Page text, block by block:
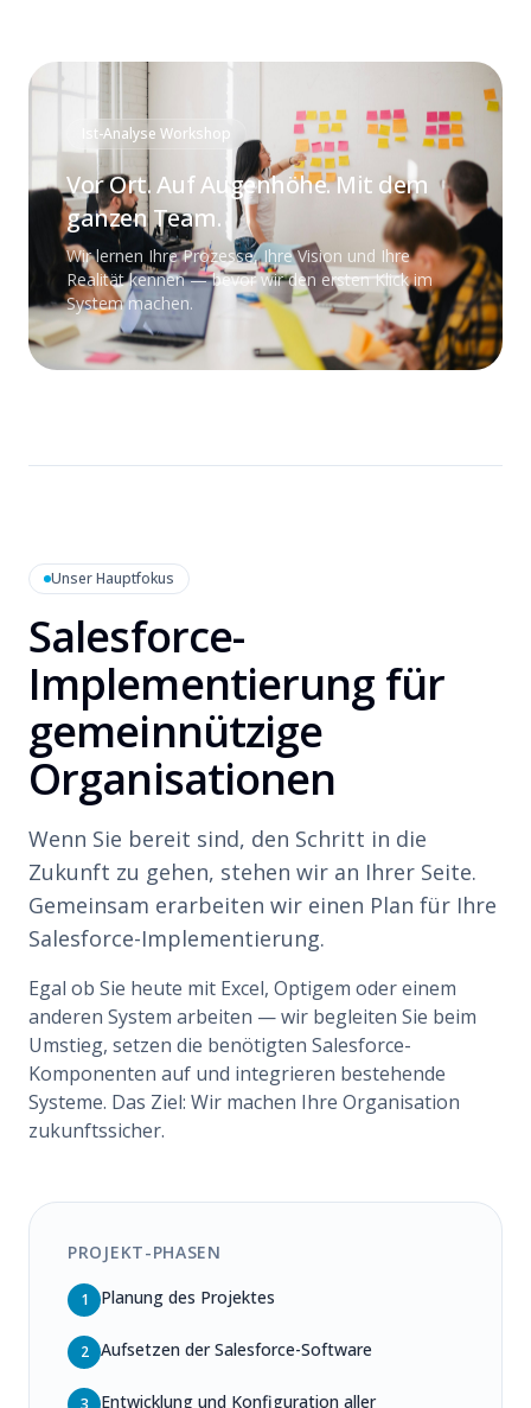
Ist-Analyse Workshop
Vor Ort. Auf Augenhöhe. Mit dem
ganzen Team.
Wir lernen Ihre Prozesse, Ihre Vision und Ihre
Realität kennen — bevor wir den ersten Klick im
System machen.
Unser Hauptfokus
Salesforce-
Implementierung für
gemeinnützige
Organisationen
Wenn Sie bereit sind, den Schritt in die
Zukunft zu gehen, stehen wir an Ihrer Seite.
Gemeinsam erarbeiten wir einen Plan für Ihre
Salesforce-Implementierung.
Egal ob Sie heute mit Excel, Optigem oder einem
anderen System arbeiten — wir begleiten Sie beim
Umstieg, setzen die benötigten Salesforce-
Komponenten auf und integrieren bestehende
Systeme. Das Ziel: Wir machen Ihre Organisation
zukunftssicher.
PROJEKT-PHASEN
1 Planung des Projektes
2 Aufsetzen der Salesforce-Software
3 Entwicklung und Konfiguration aller